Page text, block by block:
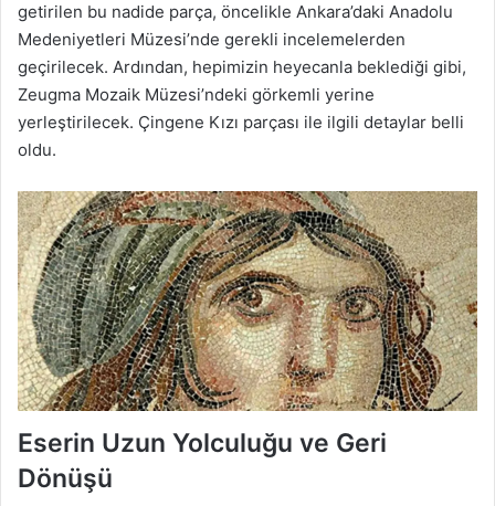
getirilen bu nadide parça, öncelikle Ankara’daki Anadolu
Medeniyetleri Müzesi’nde gerekli incelemelerden
geçirilecek. Ardından, hepimizin heyecanla beklediği gibi,
Zeugma Mozaik Müzesi’ndeki görkemli yerine
yerleştirilecek. Çingene Kızı parçası ile ilgili detaylar belli
oldu.
Eserin Uzun Yolculuğu ve Geri
Dönüşü